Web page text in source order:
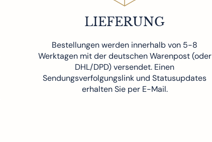
LIEFERUNG
Bestellungen werden innerhalb von 5-8
Werktagen mit der deutschen Warenpost (oder
DHL/DPD) versendet. Einen
Sendungsverfolgungslink und Statusupdates
erhalten Sie per E-Mail.